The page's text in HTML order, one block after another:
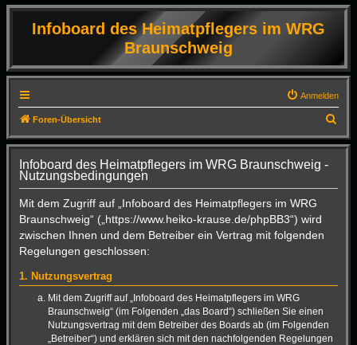
Infoboard des Heimatpflegers im WRG
Braunschweig
Anmelden
Foren-Übersicht
u
Infoboard des Heimatpflegers im WRG Braunschweig -
Nutzungsbedingungen
Mit dem Zugriff auf „Infoboard des Heimatpflegers im WRG
Braunschweig“ („https://www.heiko-krause.de/phpBB3“) wird
zwischen Ihnen und dem Betreiber ein Vertrag mit folgenden
Regelungen geschlossen:
1. Nutzungsvertrag
Mit dem Zugriff auf „Infoboard des Heimatpflegers im WRG
Braunschweig“ (im Folgenden „das Board“) schließen Sie einen
Nutzungsvertrag mit dem Betreiber des Boards ab (im Folgenden
„Betreiber“) und erklären sich mit den nachfolgenden Regelungen